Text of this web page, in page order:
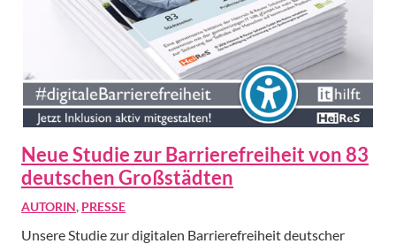
Neue Studie zur Barrierefreiheit von 83
deutschen Großstädten
AUTORIN, PRESSE
Unsere Studie zur digitalen Barrierefreiheit deutscher